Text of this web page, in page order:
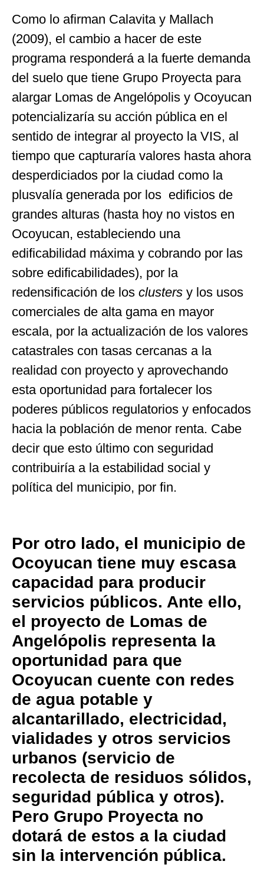
Como lo afirman Calavita y Mallach
(2009), el cambio a hacer de este
programa responderá a la fuerte demanda
del suelo que tiene Grupo Proyecta para
alargar Lomas de Angelópolis y Ocoyucan
potencializaría su acción pública en el
sentido de integrar al proyecto la VIS, al
tiempo que capturaría valores hasta ahora
desperdiciados por la ciudad como la
plusvalía generada por los edificios de
grandes alturas (hasta hoy no vistos en
Ocoyucan, estableciendo una
edificabilidad máxima y cobrando por las
sobre edificabilidades), por la
redensificación de los clusters y los usos
comerciales de alta gama en mayor
escala, por la actualización de los valores
catastrales con tasas cercanas a la
realidad con proyecto y aprovechando
esta oportunidad para fortalecer los
poderes públicos regulatorios y enfocados
hacia la población de menor renta. Cabe
decir que esto último con seguridad
contribuiría a la estabilidad social y
política del municipio, por fin.
Por otro lado, el municipio de
Ocoyucan tiene muy escasa
capacidad para producir
servicios públicos. Ante ello,
el proyecto de Lomas de
Angelópolis representa la
oportunidad para que
Ocoyucan cuente con redes
de agua potable y
alcantarillado, electricidad,
vialidades y otros servicios
urbanos (servicio de
recolecta de residuos sólidos,
seguridad pública y otros).
Pero Grupo Proyecta no
dotará de estos a la ciudad
sin la intervención pública.